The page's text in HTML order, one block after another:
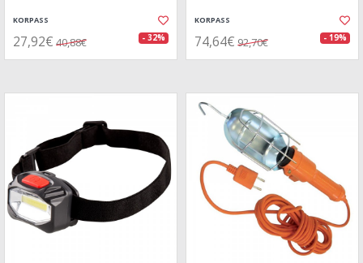
KORPASS
27,92€ 40,88€ - 32%
KORPASS
74,64€ 92,70€ - 19%